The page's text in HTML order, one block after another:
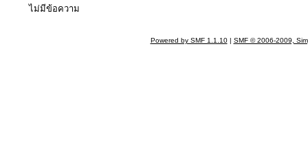
ไม่มีข้อความ
Powered by SMF 1.1.10| SMF © 2006-2009,